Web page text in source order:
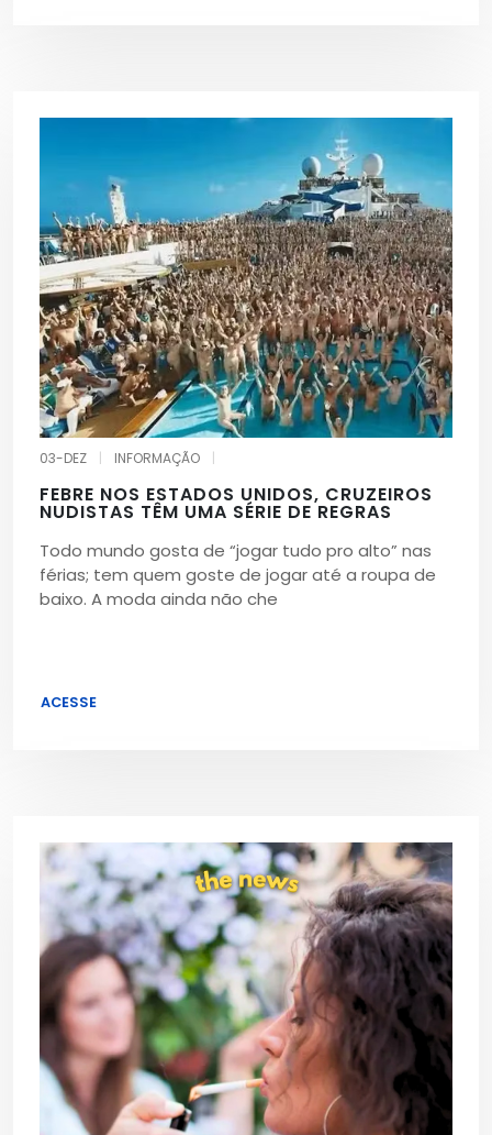
03-DEZ INFORMAÇÃO
FEBRE NOS ESTADOS UNIDOS, CRUZEIROS
NUDISTAS TÊM UMA SÉRIE DE REGRAS
Todo mundo gosta de “jogar tudo pro alto” nas
férias; tem quem goste de jogar até a roupa de
baixo. A moda ainda não che
ACESSE